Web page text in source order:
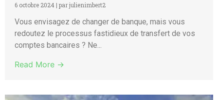
6 octobre 2024 | par julienimbert2
Vous envisagez de changer de banque, mais vous
redoutez le processus fastidieux de transfert de vos
comptes bancaires ? Ne...
Read More →